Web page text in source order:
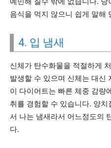
음식을 먹지 않으니 쉽게 말해
4. 입 냄새
신체가 탄수화물을 적절하게
발생할 수 있으며 신체는 대신
이 다이어트는 빠른 체중 감량
취를 경험할 수 있습니다. 양
서 나는 냄새라서 어느정도의
다.